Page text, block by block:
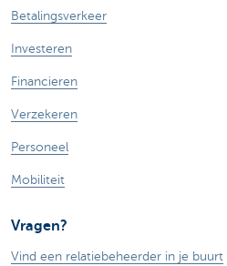
Betalingsverkeer
Investeren
Financieren
Verzekeren
Personeel
Mobiliteit
Vragen?
Vind een relatiebeheerder in je buurt